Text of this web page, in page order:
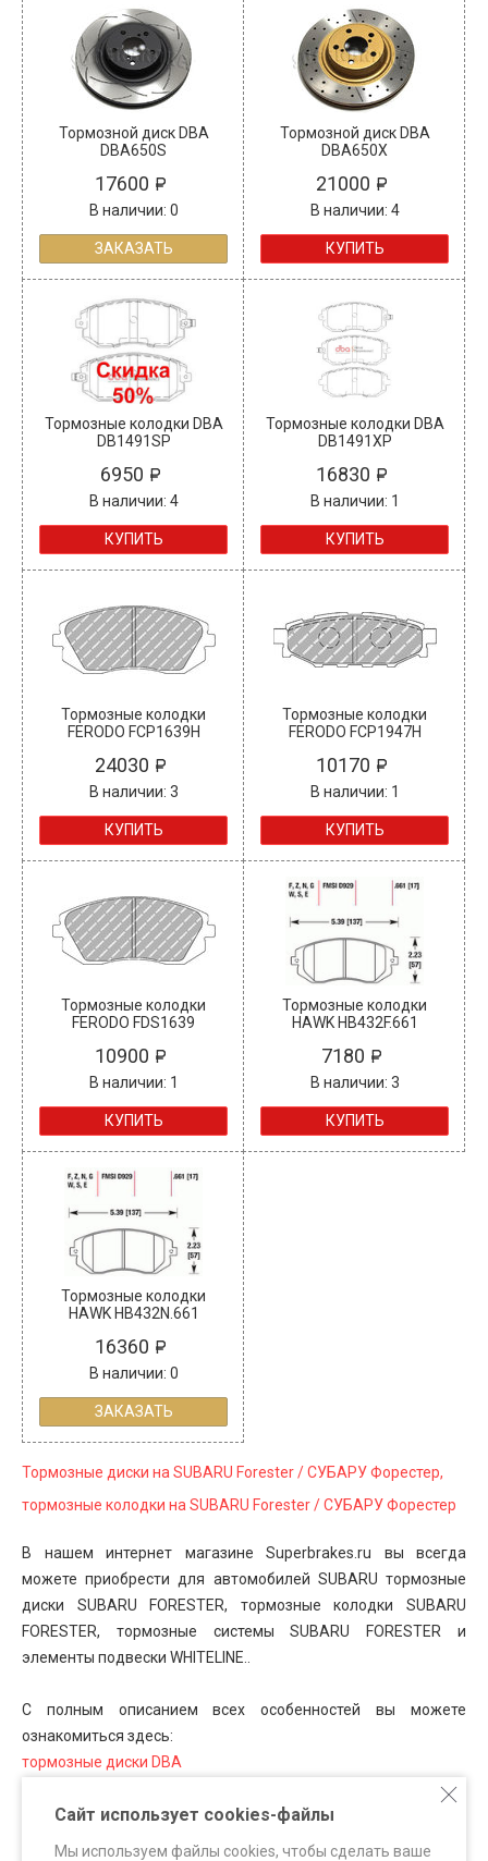
Тормозной диск DBA
DBA650S
17600
В наличии: 0
ЗАКАЗАТЬ
Тормозной диск DBA
DBA650X
21000
В наличии: 4
КУПИТЬ
Тормозные колодки DBA
DB1491SP
6950
В наличии: 4
КУПИТЬ
Тормозные колодки DBA
DB1491XP
16830
В наличии: 1
КУПИТЬ
Тормозные колодки
FERODO FCP1639H
24030
В наличии: 3
КУПИТЬ
Тормозные колодки
FERODO FCP1947H
10170
В наличии: 1
КУПИТЬ
Тормозные колодки
FERODO FDS1639
10900
В наличии: 1
КУПИТЬ
Тормозные колодки
HAWK HB432F.661
7180
В наличии: 3
КУПИТЬ
Тормозные колодки
HAWK HB432N.661
16360
В наличии: 0
ЗАКАЗАТЬ
Тормозные диски на SUBARU Forester / СУБАРУ Форестер,
тормозные колодки на SUBARU Forester / СУБАРУ Форестер
В нашем интернет магазине Superbrakes.ru вы всегда
можете приобрести для автомобилей SUBARU тормозные
диски SUBARU FORESTER, тормозные колодки SUBARU
FORESTER, тормозные системы SUBARU FORESTER и
элементы подвески WHITELINE.
С полным описанием всех особенностей вы можете
ознакомиться здесь:
тормозные диски DBA
тормозные колодки HAWK Performance
Сайт использует cookies-файлы
Мы используем файлы cookies, чтобы сделать ваше